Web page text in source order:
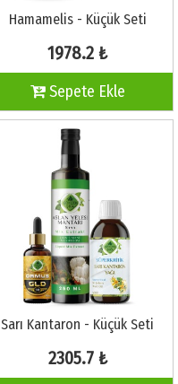
Hamamelis - Küçük Seti
1978.2 ₺
Sepete Ekle
Sarı Kantaron - Küçük Seti
2305.7 ₺